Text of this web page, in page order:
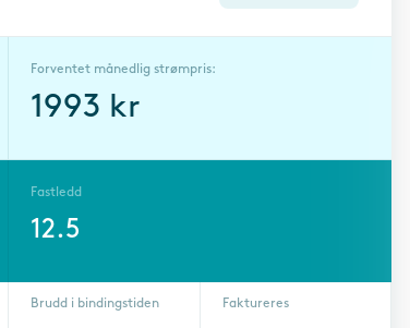
Forventet månedlig strømpris:
1993 kr
Fastledd
12.5
Brudd i bindingstiden Faktureres